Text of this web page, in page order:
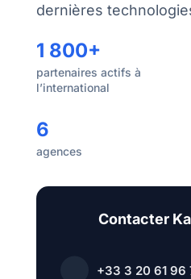
dernières
1 800+
partenaires actifs à
l’international
6
agences
Contacter
+33 3 20 61 96